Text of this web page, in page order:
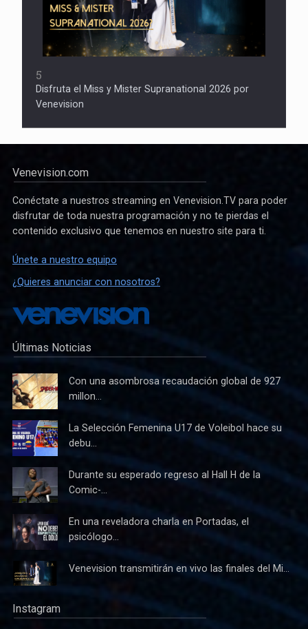
5
Disfruta el Miss y Mister Supranational 2026 por
Venevision
Venevision.com
Conéctate a nuestros streaming en Venevision.TV para poder
disfrutar de toda nuestra programación y no te pierdas el
contenido exclusivo que tenemos en nuestro site para ti.
Únete a nuestro equipo
¿Quieres anunciar con nosotros?
Últimas Noticias
Con una asombrosa recaudación global de 927
millon...
La Selección Femenina U17 de Voleibol hace su
debu...
Durante su esperado regreso al Hall H de la
Comic-...
En una reveladora charla en Portadas, el
psicólogo...
Venevision transmitirán en vivo las finales del Mi...
Instagram